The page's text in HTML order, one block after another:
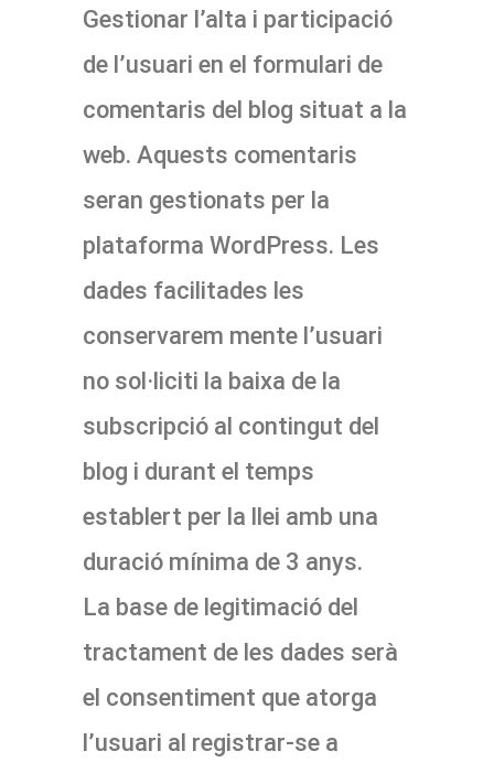
Gestionar l’alta i participació
de l’usuari en el formulari de
comentaris del blog situat a la
web. Aquests comentaris
seran gestionats per la
plataforma WordPress. Les
dades facilitades les
conservarem mente l’usuari
no sol·liciti la baixa de la
subscripció al contingut del
blog i durant el temps
establert per la llei amb una
duració mínima de 3 anys.
La base de legitimació del
tractament de les dades serà
el consentiment que atorga
l’usuari al registrar-se a